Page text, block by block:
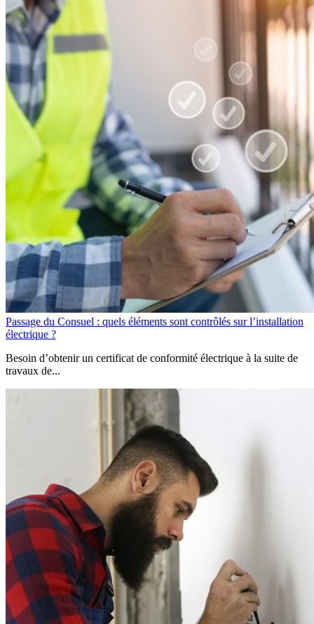
Passage du Consuel : quels éléments sont contrôlés sur l’installation
électrique ?
Besoin d’obtenir un certificat de conformité électrique à la suite de
travaux de...